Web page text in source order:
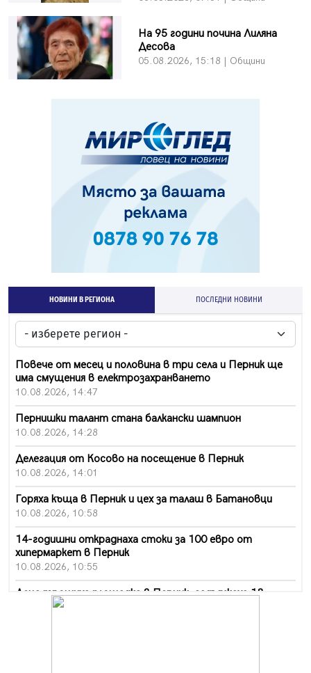
На 95 години почина Лиляна
Десова
05.08.2026, 15:18 | Общини
НОВИНИ В РЕГИОНА ПОСЛЕДНИ НОВИНИ
Повече от месец и половина в три села и Перник ще
има смущения в електрозахранването
10.08.2026, 14:47
Пернишки талант стана балкански шампион
10.08.2026, 14:28
Делегация от Косово на посещение в Перник
10.08.2026, 14:01
Горяха къща в Перник и цех за талаш в Батановци
10.08.2026, 10:58
14-годишни откраднаха стоки за 100 евро от
хипермаркет в Перник
10.08.2026, 10:55
Деца трошиха площадка в Перник, задържаха 18-
годишен